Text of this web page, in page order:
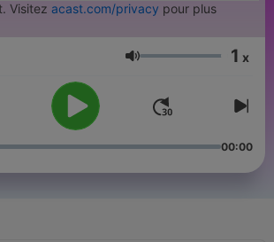
Visitez acast.com/privacy pour plus
Głośność 1 x
00:00